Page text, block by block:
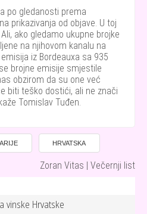
po gledanosti prema
prikazivanja od objave. U toj
ako gledamo ukupne brojke
na njihovom kanalu na
iz Bordeauxa sa 935
brojne emisije smjestile
obzirom da su one već
biti teško dostići, ali ne znači
Tomislav Tuđen.
HRVATSKA
Zoran Vitas | Večernji list
vinske Hrvatske